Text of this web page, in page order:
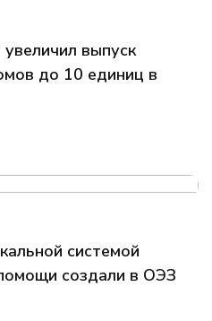
выпуск
до 10 единиц в
системой
создали в ОЭЗ